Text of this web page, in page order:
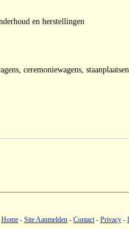
en herstellingen
ceremoniewagens,
Home - Site Aanmelden - Contact - Privacy -